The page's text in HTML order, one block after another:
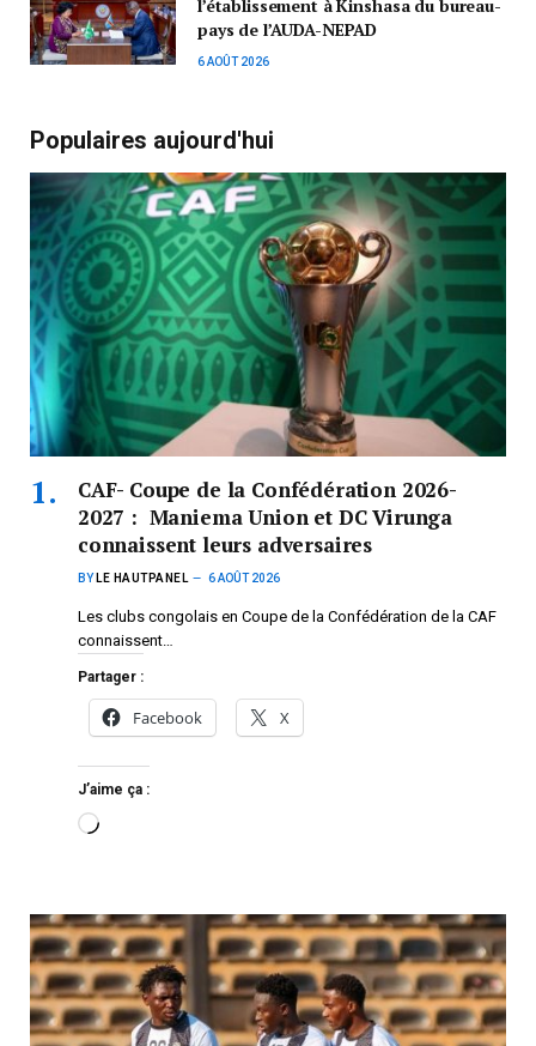
l’établissement à Kinshasa du bureau-
pays de l’AUDA-NEPAD
6 AOÛT 2026
Populaires aujourd'hui
CAF- Coupe de la Confédération 2026-
2027 : Maniema Union et DC Virunga
connaissent leurs adversaires
BY LE HAUTPANEL 6 AOÛT 2026
Les clubs congolais en Coupe de la Confédération de la CAF
connaissent…
Partager :
Facebook X
J’aime ça :